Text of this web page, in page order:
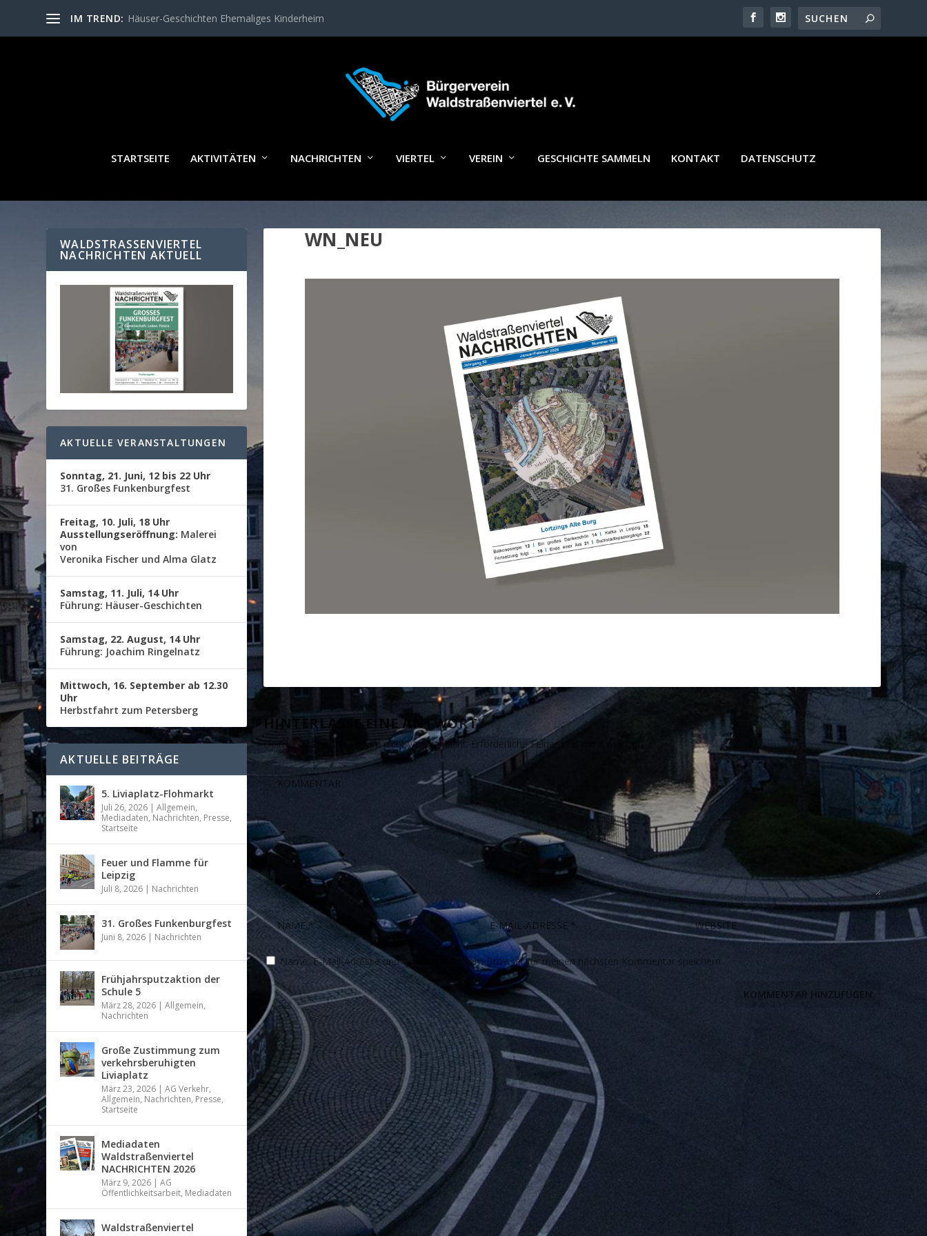
IM TREND: Häuser-Geschichten Ehemaliges Kinderheim
STARTSEITE AKTIVITÄTEN NACHRICHTEN VIERTEL VEREIN GESCHICHTE SAMMELN KONTAKT DATENSCHUTZ
WN_NEU
HINTERLASSE EINE ANTWORT
Deine E-Mail-Adresse wird nicht veröffentlicht. Erforderliche Felder sind mit
Name, E-Mail-Adresse und Website in diesem Browser für meinen nächsten Kommentar speichern.
WALDSTRASSENVIERTEL N
ACHRICHTEN AKTUELL
AKTUELLE VERANSTALTUNGEN
Sonntag, 21. Juni, 12 bis 22 Uhr
31. Großes Funkenburgfest
Freitag, 10. Juli, 18 Uhr
Ausstellungseröffnung: Malerei
von
Veronika Fischer und Alma Glatz
Samstag, 11. Juli, 14 Uhr
Führung: Häuser-Geschichten
Samstag, 22. August, 14 Uhr
Führung: Joachim Ringelnatz
Mittwoch, 16. September ab 12.30
Uhr
Herbstfahrt zum Petersberg
AKTUELLE BEITRÄGE
5. Liviaplatz-Flohmarkt
Juli 26, 2026 |Allgemein,
Mediadaten, Nachrichten, Presse,
Startseite
Feuer und Flamme für
Leipzig
Juli 8, 2026 | Nachrichten
31. Großes Funkenburgfest
Juni 8, 2026 | Nachrichten
Frühjahrsputzaktion der
Schule 5
März 28, 2026 |Allgemein,
Nachrichten
Große Zustimmung zum
verkehrsberuhigten
Liviaplatz
März 23, 2026 |AG Verkehr,
Allgemein, Nachrichten, Presse,
Startseite
Mediadaten
Waldstraßenviertel
NACHRICHTEN 2026
März 9, 2026 |AG
Öffentlichkeitsarbeit, Mediadaten
Waldstraßenviertel